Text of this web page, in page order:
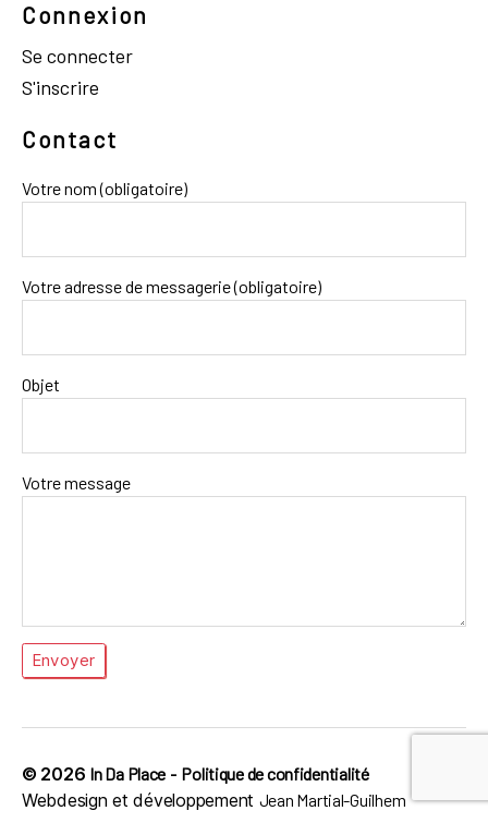
Connexion
Se connecter
S'inscrire
Contact
Votre nom (obligatoire)
Votre adresse de messagerie (obligatoire)
Objet
Votre message
© 2026 In Da Place - Politique de confidentialité
Webdesign et développement Jean Martial-Guilhem